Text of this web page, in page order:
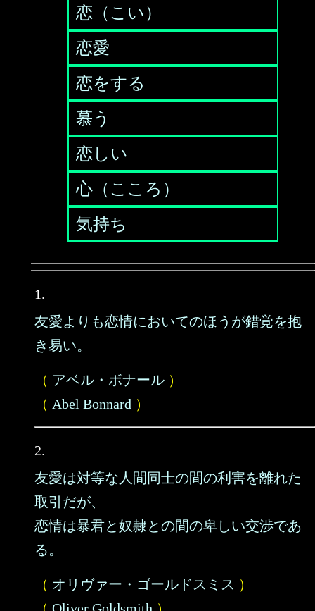
恋（こい）
恋愛
恋をする
慕う
恋しい
心（こころ）
気持ち
1.
友愛よりも恋情においてのほうが錯覚を抱
き易い。
（ アベル・ボナール ）
（ Abel Bonnard ）
2.
友愛は対等な人間同士の間の利害を離れた
取引だが、
恋情は暴君と奴隷との間の卑しい交渉であ
る。
（ オリヴァー・ゴールドスミス ）